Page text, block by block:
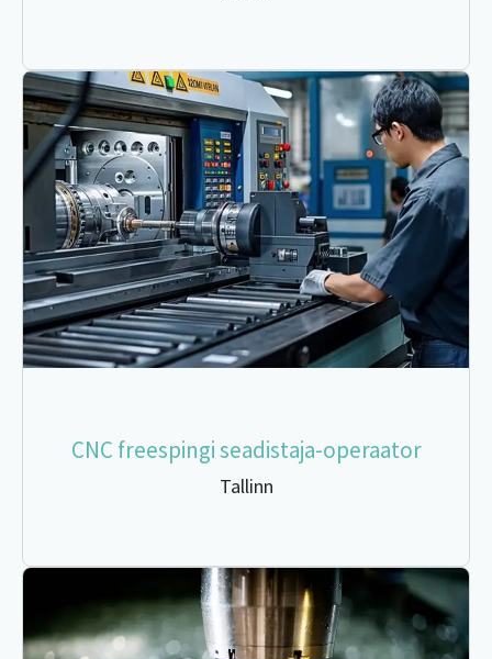
CNC freespingi seadistaja-operaator
Tallinn